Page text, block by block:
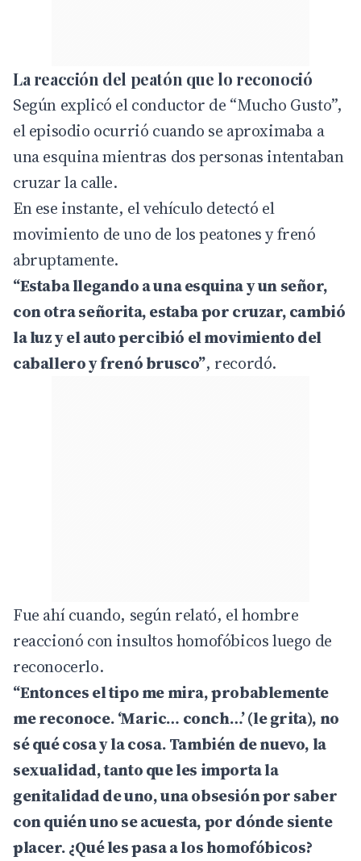
La reacción del peatón que lo reconoció
Según explicó el conductor de “Mucho Gusto”,
el episodio ocurrió cuando se aproximaba a
una esquina mientras dos personas intentaban
cruzar la calle.
En ese instante, el vehículo detectó el
movimiento de uno de los peatones y frenó
abruptamente.
“Estaba llegando a una esquina y un señor,
con otra señorita, estaba por cruzar, cambió
la luz y el auto percibió el movimiento del
caballero y frenó brusco”, recordó.
Fue ahí cuando, según relató, el hombre
reaccionó con insultos homofóbicos luego de
reconocerlo.
“Entonces el tipo me mira, probablemente
me reconoce. ‘Maric… conch…’ (le grita), no
sé qué cosa y la cosa. También de nuevo, la
sexualidad, tanto que les importa la
genitalidad de uno, una obsesión por saber
con quién uno se acuesta, por dónde siente
placer. ¿Qué les pasa a los homofóbicos?